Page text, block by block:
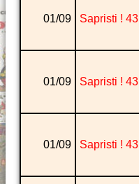
01/09 Sapristi ! 43
01/09 Sapristi ! 43
01/09 Sapristi ! 43